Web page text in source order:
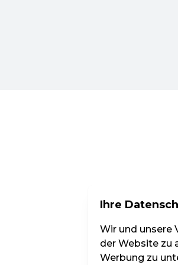
Ihre
Wir und unsere
der Website zu
Werbung zu